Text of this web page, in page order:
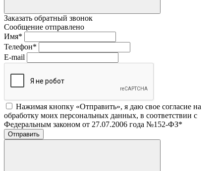
Заказать обратный звонок
Сообщение отправлено
Имя*
Телефон*
E-mail
Нажимая кнопку «Отправить», я даю свое согласие на
обработку моих персональных данных, в соответствии с
Федеральным законом от 27.07.2006 года №152-ФЗ*
Отправить